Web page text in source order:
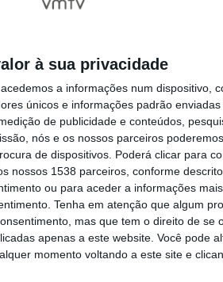
à sua privacidade
a informações num dispositivo,
únicos e informações padrão
de publicidade e conteúdos,
nós e os nossos parceiros
de dispositivos. Poderá clicar para
nossos 1538 parceiros, conforme
ou para aceder a informações
Tenha em atenção que algum
mas que tem o direito de se
apenas a este website. Você pode
momento voltando a este site e